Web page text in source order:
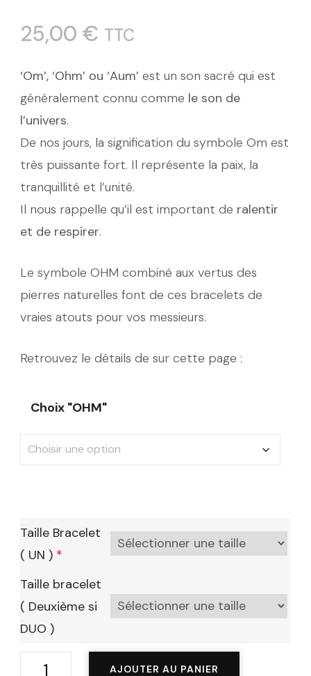
25,00 € TTC
‘Om’, ‘Ohm’ ou ‘Aum’ est un son sacré qui est
généralement connu comme le son de
l’univers.
De nos jours, la signification du symbole Om est
très puissante fort. Il représente la paix, la
tranquillité et l’unité.
Il nous rappelle qu’il est important de ralentir
et de respirer.
Le symbole OHM combiné aux vertus des
pierres naturelles font de ces bracelets de
vraies atouts pour vos messieurs.
Retrouvez le détails de sur cette page :
Choix "OHM"
Taille Bracelet
( UN ) *
Taille bracelet
( Deuxième si
DUO )
quantité
AJOUTER AU PANIER